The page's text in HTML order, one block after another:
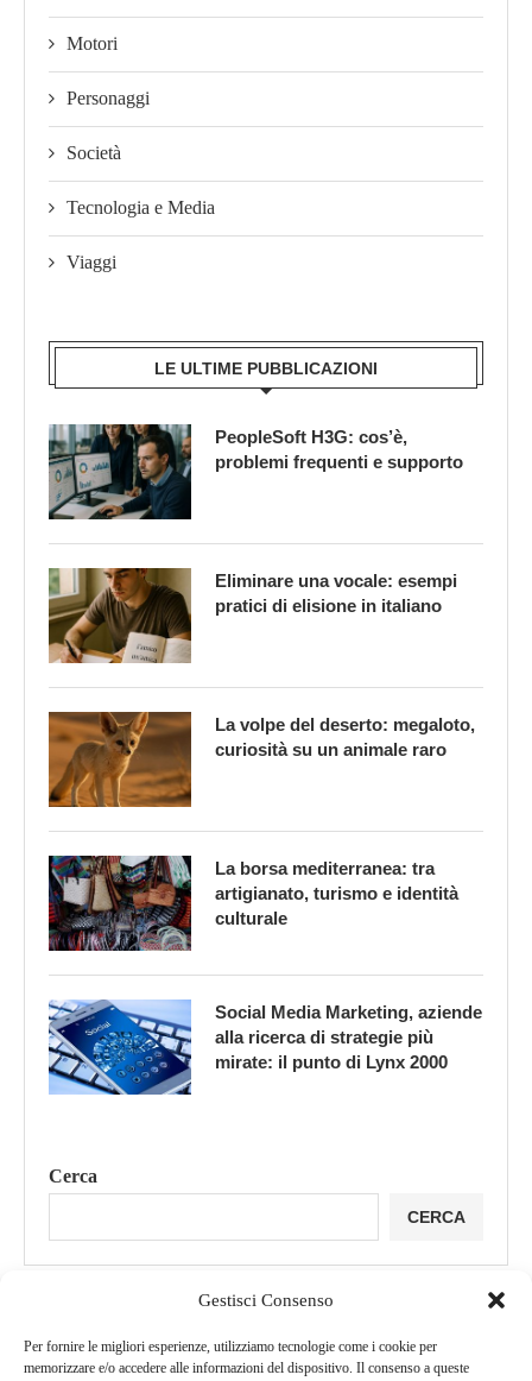
Gestisci Consenso
Per fornire le migliori esperienze, utilizziamo tecnologie come i cookie per
memorizzare e/o accedere alle informazioni del dispositivo. Il consenso a queste
Motori
Personaggi
Società
Tecnologia e Media
Viaggi
LE ULTIME PUBBLICAZIONI
PeopleSoft H3G: cos’è,
problemi frequenti e supporto
Eliminare una vocale: esempi
pratici di elisione in italiano
La volpe del deserto: megaloto,
curiosità su un animale raro
La borsa mediterranea: tra
artigianato, turismo e identità
culturale
Social Media Marketing, aziende
alla ricerca di strategie più
mirate: il punto di Lynx 2000
Cerca
CERCA